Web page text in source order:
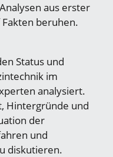
aus erster
beruhen.
Status und
im
analysiert.
Hintergründe und
der
und
diskutieren.